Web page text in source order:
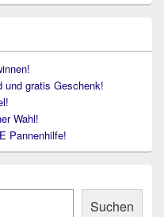
und gratis Geschenk!
Wahl!
Pannenhilfe!
Suchen